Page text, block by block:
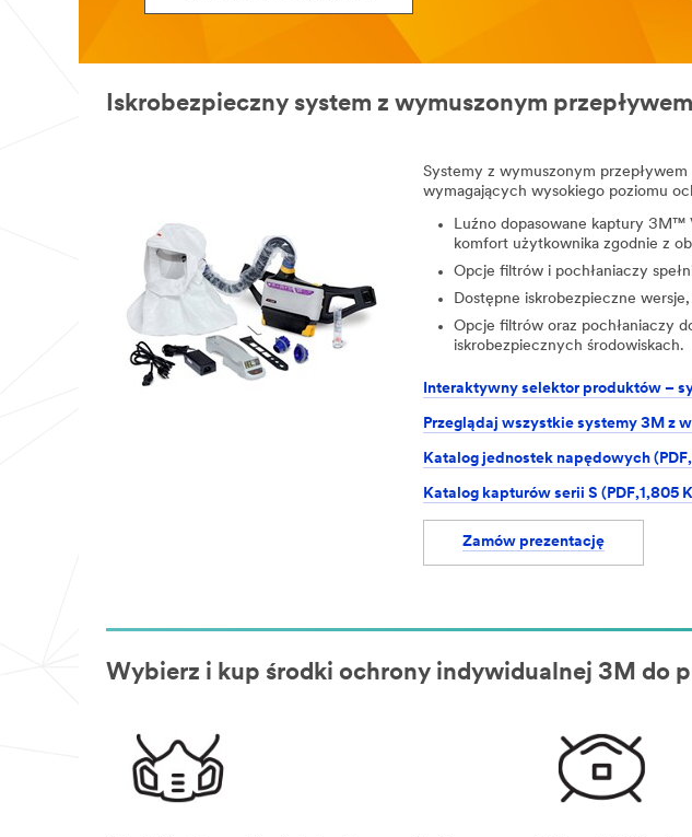
Iskrobezpieczny system z wymuszonym
Systemy z wymuszonym
wymagających wysokiego poziomu
Luźno dopasowane kaptury 3M™
komfort użytkownika zgodnie z
Opcje filtrów i pochłaniaczy
Dostępne iskrobezpieczne
Opcje filtrów oraz pochłaniaczy
iskrobezpiecznych środowiskach.
Interaktywny selektor produktów –
Przeglądaj wszystkie systemy 3M z
Katalog jednostek napędowych
Katalog kapturów serii S (PDF,1,805
Zamów prezentację
Wybierz i kup środki ochrony indywidualnej 3M do